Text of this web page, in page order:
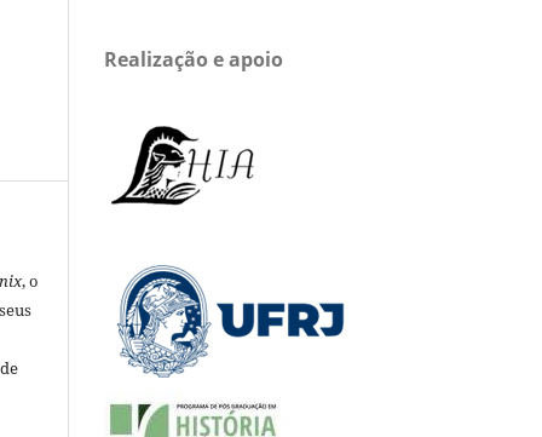
, o
Realização e apoio